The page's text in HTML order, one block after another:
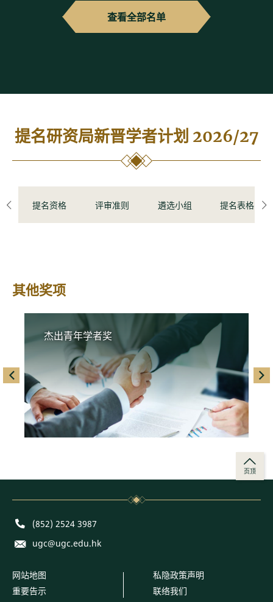
查看全部名单
提名研资局新晋学者计划 2026/27
left 提名资格 评审准则 遴选小组 提名表格
其他奖项
left
杰出青年学者奖
页顶
Phone(852) 2524 3987
E-mailugc@ugc.edu.hk
网站地图
重要告示
私隐政策声明
联络我们